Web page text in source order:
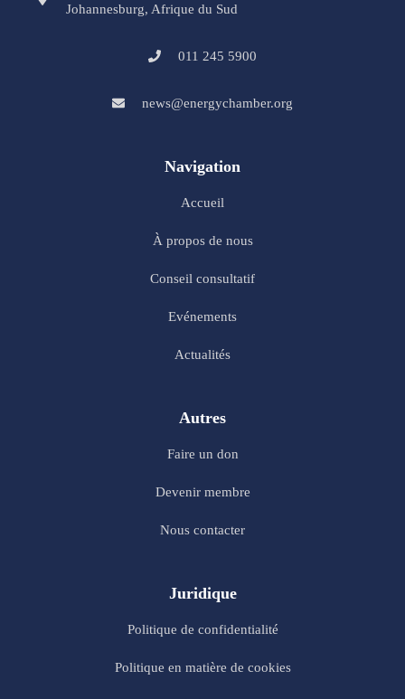
Johannesburg, Afrique du Sud
011 245 5900
news@energychamber.org
Navigation
Accueil
À propos de nous
Conseil consultatif
Evénements
Actualités
Autres
Faire un don
Devenir membre
Nous contacter
Juridique
Politique de confidentialité
Politique en matière de cookies